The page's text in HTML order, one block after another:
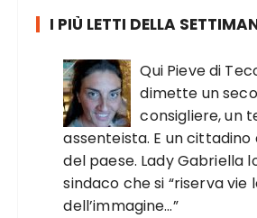
I PIÙ LETTI DELLA
Qui Pieve di
dimette un
consigliere, un
assenteista. E un cittadino
del paese. Lady Gabriella
sindaco che si “riserva vie
dell’immagine…”